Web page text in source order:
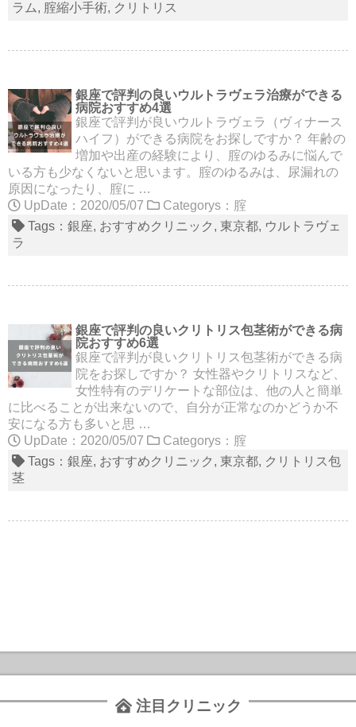
ラム
腟縮小手術 クリトリス
銀座で評判の良いウルトラヴェラ治療ができる
病院おすすめ4選
銀座で評判が良いウルトラヴェラ（ヴィナース
ハイフ）ができる病院をお探しですか？ 年齢の
増加や出産の経験により、腟のゆるみに悩んで
いる方も少なくないと思います。腟のゆるみは、尿漏れの
原因になったり、腟に …
UpDate：2020/05/07
Categorys： 腟
Tags： 銀座 おすすめクリニック 東京都 ウルトラヴェ
ラ
銀座で評判の良いクリトリス包茎術ができる病
院おすすめ6選
銀座で評判が良いクリトリス包茎術ができる病
院をお探しですか？ 女性器やクリトリスなど、
女性特有のデリケートな部位は、他の人と簡単
に比べることが出来ないので、自分が正常なのかどうか不
安になる方も多いと思 …
UpDate：2020/05/07
Categorys： 腟
Tags： 銀座 おすすめクリニック 東京都 クリトリス包
茎
注目クリニック